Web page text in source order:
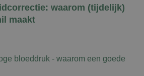
waarom (tijdelijk)
maakt